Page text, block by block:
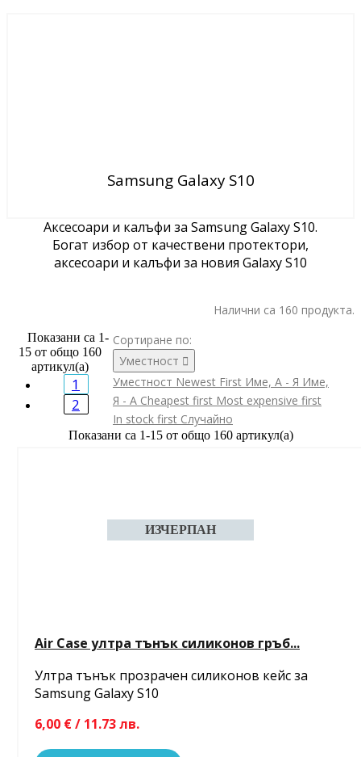
Samsung Galaxy S10
Аксесоари и калъфи за Samsung Galaxy S10.
Богат избор от качествени протектори,
аксесоари и калъфи за новия Galaxy S10
Налични са 160 продукта.
Сортиране по:
Уместност 
Уместност Newest First Име, А - Я Име,
Я - А Cheapest first Most expensive first
In stock first Случайно
Показани са 1-15 от общо 160 артикул(а)
Air Case ултра тънък силиконов гръб...
Ултра тънък прозрачен силиконов кейс за
Samsung Galaxy S10
6,00 € / 11.73 лв.
Показани са 1-
15 от общо 160
артикул(а)
1
2